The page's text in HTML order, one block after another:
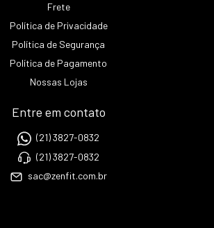
Frete
Política de Privacidade
Política de Segurança
Política de Pagamento
Nossas Lojas
Entre em contato
(21) 3827-0832
(21) 3827-0832
sac@zenfit.com.br